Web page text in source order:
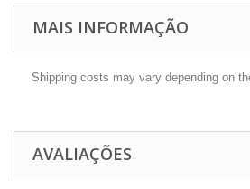
MAIS INFORMAÇÃO
Shipping costs may vary depending on
AVALIAÇÕES